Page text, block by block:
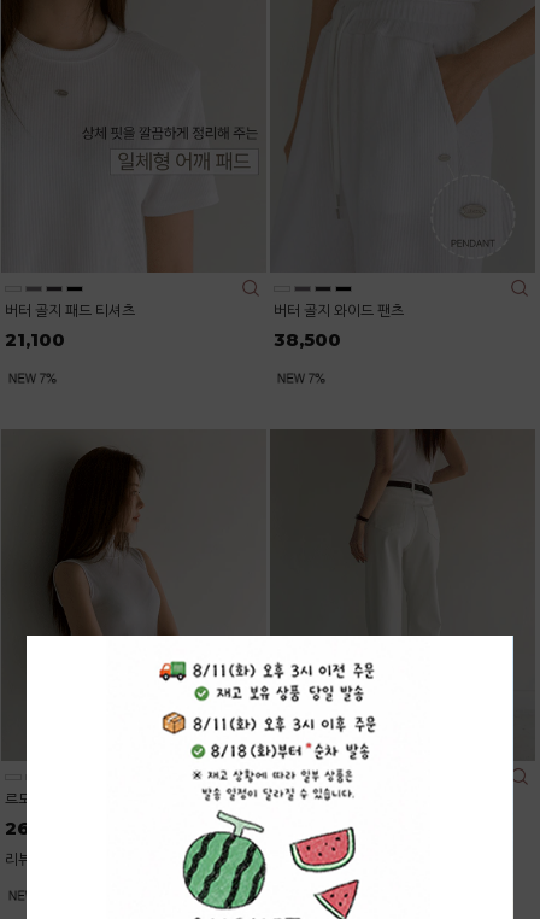
버터 골지 패드 티셔츠
21,100
버터 골지 와이드 팬츠
38,500
르모어 스킨터치 폴라 나시
26,700
리뷰: 1 |
데일리커버 스판 세미와이드진 (기본/롱)
37,900
리뷰: 1 | 2.0